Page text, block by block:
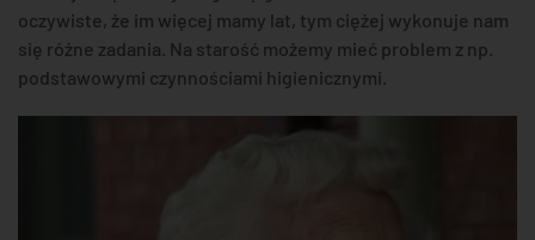
oczywiste, że im więcej mamy lat, tym ciężej wykonuje nam
się różne zadania. Na starość możemy mieć problem z np.
podstawowymi czynnościami higienicznymi.